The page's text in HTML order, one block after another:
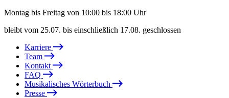
Montag bis Freitag von 10:00 bis 18:00 Uhr
bleibt vom 25.07. bis einschließlich 17.08. geschlossen
Karriere
Team
Kontakt
FAQ
Musikalisches Wörterbuch
Presse